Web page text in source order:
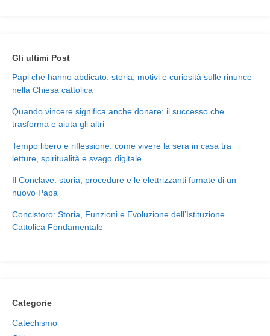
Gli ultimi Post
Papi che hanno abdicato: storia, motivi e curiosità sulle rinunce
nella Chiesa cattolica
Quando vincere significa anche donare: il successo che
trasforma e aiuta gli altri
Tempo libero e riflessione: come vivere la sera in casa tra
letture, spiritualità e svago digitale
Il Conclave: storia, procedure e le elettrizzanti fumate di un
nuovo Papa
Concistoro: Storia, Funzioni e Evoluzione dell’Istituzione
Cattolica Fondamentale
Categorie
Catechismo